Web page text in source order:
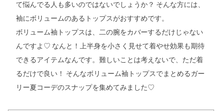
て悩んでる人も多いのではないでしょうか？ そんな方には、
袖にボリュームのあるトップスがおすすめです。
ボリューム袖トップスは、二の腕をカバーするだけじゃない
んですよ♡ なんと！上半身を小さく見せて着やせ効果も期待
できるアイテムなんです。難しいことは考えないで、ただ着
るだけで良い！ そんなボリューム袖トップスでまとめるガー
リー夏コーデのスナップを集めてみました♡